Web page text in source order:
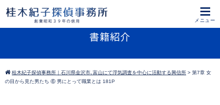
書籍紹介
桂木紀子探偵事務所｜石川県金沢市､富山にて浮気調査を中心に活動する興信所 > 第7章 女
の目から見た男たち ⑥ 男にとって職業とは 181P